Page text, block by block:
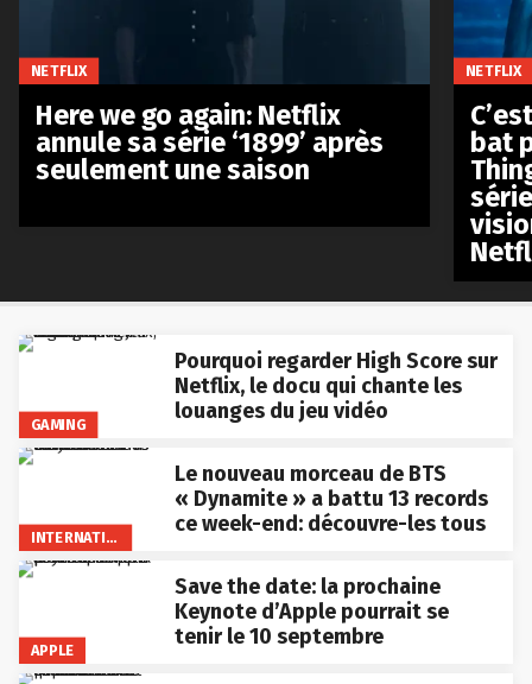
GAMING
Pourquoi regarder High Score sur
Netflix, le docu qui chante les
louanges du jeu vidéo
INTERNATIONAL
Le nouveau morceau de BTS
« Dynamite » a battu 13 records
ce week-end: découvre-les tous
APPLE
Save the date: la prochaine
Keynote d’Apple pourrait se
tenir le 10 septembre
NETFLIX
Here we go again: Netflix
annule sa série ‘1899’ après
seulement une saison
NETFLIX
bat